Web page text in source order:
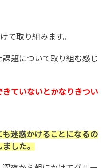
て取り組みます。
題について取り組む感じ
ていないとかなりきつい
迷惑かけることになるの
した。